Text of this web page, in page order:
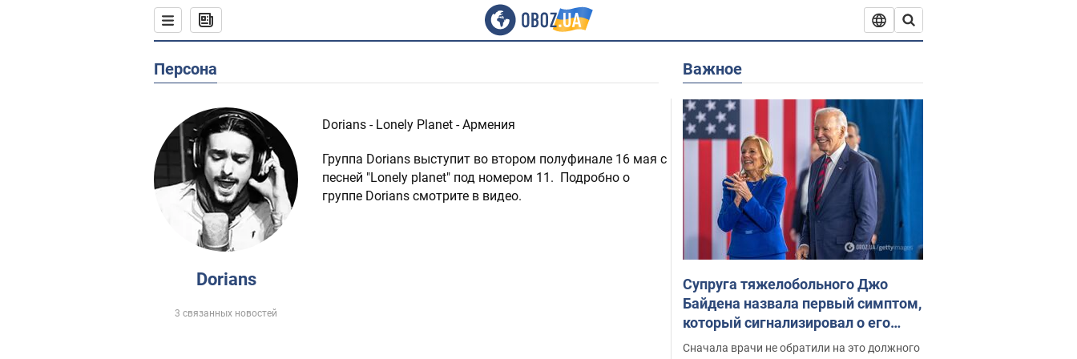
Персона
Dorians
3 связанных новостей
Dorians - Lonely Planet - Армения
Группа Dorians выступит во втором полуфинале 16 мая с
песней "Lonely planet" под номером 11. Подробно о
группе Dorians смотрите в видео.
Важное
Супруга тяжелобольного Джо
Байдена назвала первый симптом,
который сигнализировал о его
"агрессивном" раке
Сначала врачи не обратили на это должного